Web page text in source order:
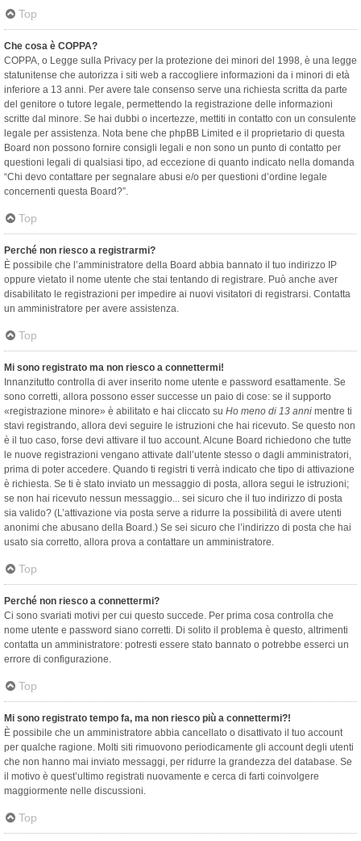
Top
Che cosa è COPPA?
COPPA, o Legge sulla Privacy per la protezione dei minori del 1998, è una legge
statunitense che autorizza i siti web a raccogliere informazioni da i minori di età
inferiore a 13 anni. Per avere tale consenso serve una richiesta scritta da parte
del genitore o tutore legale, permettendo la registrazione delle informazioni
scritte dal minore. Se hai dubbi o incertezze, mettiti in contatto con un consulente
legale per assistenza. Nota bene che phpBB Limited e il proprietario di questa
Board non possono fornire consigli legali e non sono un punto di contatto per
questioni legali di qualsiasi tipo, ad eccezione di quanto indicato nella domanda
“Chi devo contattare per segnalare abusi e/o per questioni d’ordine legale
concernenti questa Board?”.
Top
Perché non riesco a registrarmi?
È possibile che l’amministratore della Board abbia bannato il tuo indirizzo IP
oppure vietato il nome utente che stai tentando di registrare. Può anche aver
disabilitato le registrazioni per impedire ai nuovi visitatori di registrarsi. Contatta
un amministratore per avere assistenza.
Top
Mi sono registrato ma non riesco a connettermi!
Innanzitutto controlla di aver inserito nome utente e password esattamente. Se
sono corretti, allora possono esser successe un paio di cose: se il supporto
«registrazione minore» è abilitato e hai cliccato su Ho meno di 13 anni mentre ti
stavi registrando, allora devi seguire le istruzioni che hai ricevuto. Se questo non
è il tuo caso, forse devi attivare il tuo account. Alcune Board richiedono che tutte
le nuove registrazioni vengano attivate dall’utente stesso o dagli amministratori,
prima di poter accedere. Quando ti registri ti verrà indicato che tipo di attivazione
è richiesta. Se ti è stato inviato un messaggio di posta, allora segui le istruzioni;
se non hai ricevuto nessun messaggio... sei sicuro che il tuo indirizzo di posta
sia valido? (L’attivazione via posta serve a ridurre la possibilità di avere utenti
anonimi che abusano della Board.) Se sei sicuro che l’indirizzo di posta che hai
usato sia corretto, allora prova a contattare un amministratore.
Top
Perché non riesco a connettermi?
Ci sono svariati motivi per cui questo succede. Per prima cosa controlla che
nome utente e password siano corretti. Di solito il problema è questo, altrimenti
contatta un amministratore: potresti essere stato bannato o potrebbe esserci un
errore di configurazione.
Top
Mi sono registrato tempo fa, ma non riesco più a connettermi?!
È possibile che un amministratore abbia cancellato o disattivato il tuo account
per qualche ragione. Molti siti rimuovono periodicamente gli account degli utenti
che non hanno mai inviato messaggi, per ridurre la grandezza del database. Se
il motivo è quest’ultimo registrati nuovamente e cerca di farti coinvolgere
maggiormente nelle discussioni.
Top